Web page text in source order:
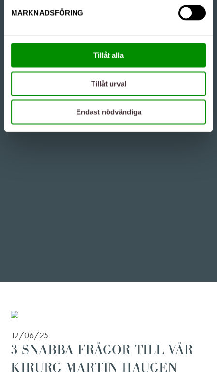
MARKNADSFÖRING
Tillåt alla
Tillåt urval
Endast nödvändiga
12/06/25
3 SNABBA FRÅGOR TILL VÅR
KIRURG MARTIN HAUGEN